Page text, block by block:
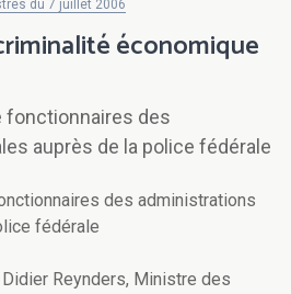
du 7 juillet 2006
économique
fonctionnaires des
auprès de la police fédérale
des administrations
fédérale
Reynders, Ministre des